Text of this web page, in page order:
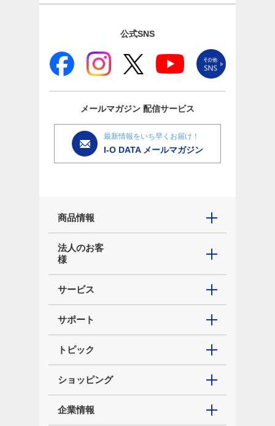
公式SNS
メールマガジン 配信サービス
最新情報をいち早くお届け！
I-O DATA メールマガジン
商品情報
法人のお客
様
サービス
サポート
トピック
ショッピング
企業情報